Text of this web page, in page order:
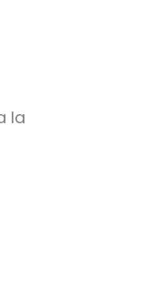
la